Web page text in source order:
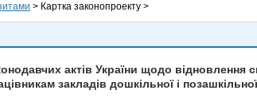
> Картка законопроекту >
актів України щодо відновлення
закладів дошкільної і